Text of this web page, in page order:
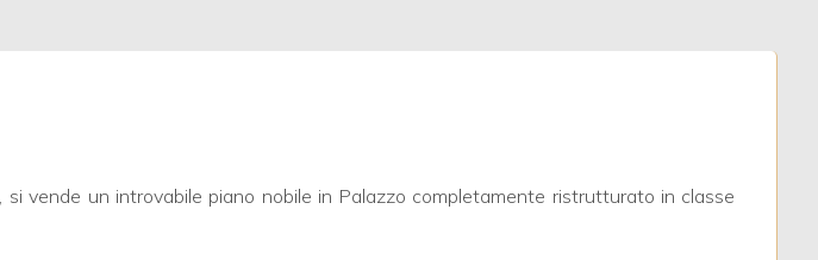
vende un introvabile piano nobile in Palazzo completamente ristrutturato in classe